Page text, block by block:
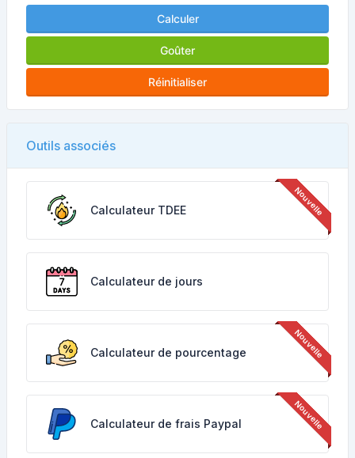
Calculer
Goûter
Réinitialiser
Outils associés
Calculateur TDEE
Calculateur de jours
Calculateur de pourcentage
Calculateur de frais Paypal